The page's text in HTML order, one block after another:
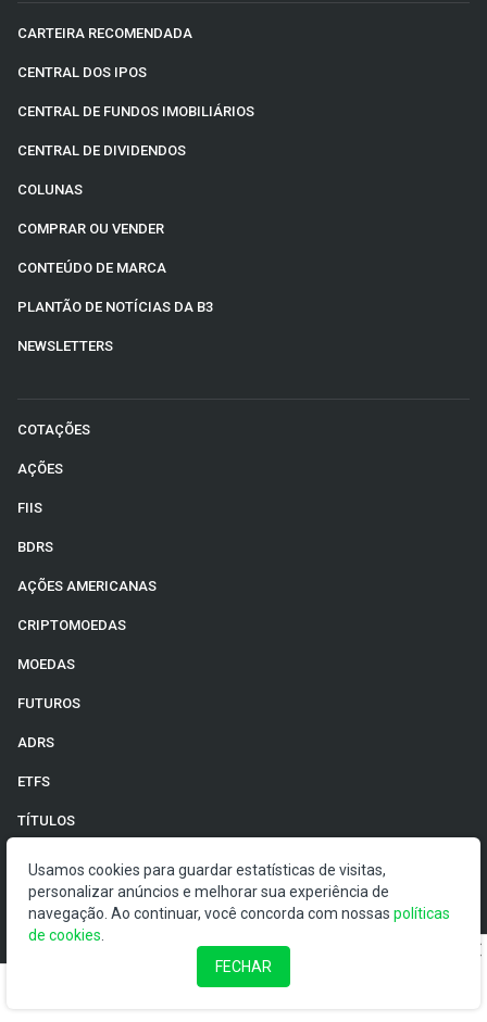
CARTEIRA RECOMENDADA
CENTRAL DOS IPOS
CENTRAL DE FUNDOS IMOBILIÁRIOS
CENTRAL DE DIVIDENDOS
COLUNAS
COMPRAR OU VENDER
CONTEÚDO DE MARCA
PLANTÃO DE NOTÍCIAS DA B3
NEWSLETTERS
COTAÇÕES
AÇÕES
FIIS
BDRS
AÇÕES AMERICANAS
CRIPTOMOEDAS
MOEDAS
FUTUROS
ADRS
ETFS
TÍTULOS
CRYPTOTIMES
AGROTIMES
Usamos cookies para guardar estatísticas de visitas,
personalizar anúncios e melhorar sua experiência de
navegação. Ao continuar, você concorda com nossas políticas
de cookies
FECHAR